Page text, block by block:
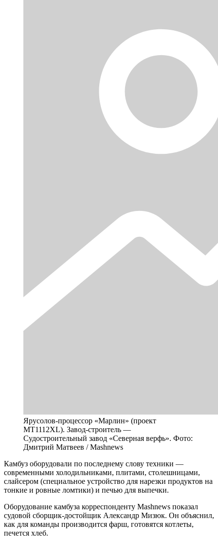
Ярусолов-процессор «Марлин» (проект
МТ1112XL). Завод-строитель —
Судостроительный завод «Северная верфь». Фото:
Дмитрий Матвеев / Mashnews
Камбуз оборудовали по последнему слову техники —
современными холодильниками, плитами, столешницами,
слайсером (специальное устройство для нарезки продуктов на
тонкие и ровные ломтики) и печью для выпечки.
Оборудование камбуза корреспонденту Mashnews показал
судовой сборщик-достойщик Александр Мизюк. Он объяснил,
как для команды производится фарш, готовятся котлеты,
печется хлеб.